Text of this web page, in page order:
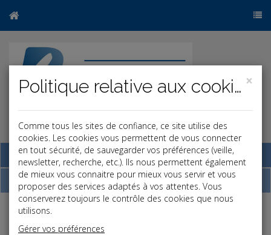
r
Base documentaire
Dépêches
Liste des dernières dépêches
×
Politique relative aux cookies
Comme tous les sites de confiance, ce site utilise des
cookies. Les cookies vous permettent de vous connecter
en tout sécurité, de sauvegarder vos préférences (veille,
newsletter, recherche, etc.). Ils nous permettent également
de mieux vous connaitre pour mieux vous servir et vous
proposer des services adaptés à vos attentes. Vous
conserverez toujours le contrôle des cookies que nous
utilisons.
Gérer vos préférences